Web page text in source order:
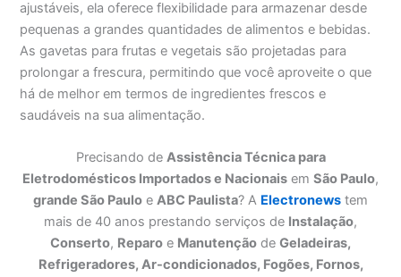
ajustáveis, ela oferece flexibilidade para armazenar desde
pequenas a grandes quantidades de alimentos e bebidas.
As gavetas para frutas e vegetais são projetadas para
prolongar a frescura, permitindo que você aproveite o que
há de melhor em termos de ingredientes frescos e
saudáveis na sua alimentação.
Precisando de Assistência Técnica para
Eletrodomésticos Importados e Nacionais em São Paulo,
grande São Paulo e ABC Paulista? A Electronews tem
mais de 40 anos prestando serviços de Instalação,
Conserto, Reparo e Manutenção de Geladeiras,
Refrigeradores, Ar-condicionados, Fogões, Fornos,